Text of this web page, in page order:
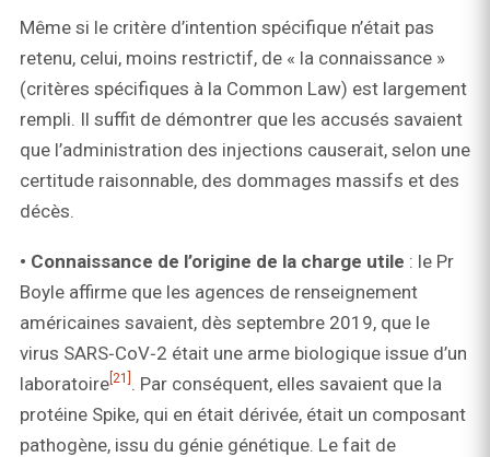
Même si le critère d’intention spécifique n’était pas
retenu, celui, moins restrictif, de « la connaissance »
(critères spécifiques à la Common Law) est largement
rempli. Il suffit de démontrer que les accusés savaient
que l’administration des injections causerait, selon une
certitude raisonnable, des dommages massifs et des
décès.
• Connaissance de l’origine de la charge utile : le Pr
Boyle affirme que les agences de renseignement
américaines savaient, dès septembre 2019, que le
virus SARS‑CoV‑2 était une arme biologique issue d’un
laboratoire [21] . Par conséquent, elles savaient que la
protéine Spike, qui en était dérivée, était un composant
pathogène, issu du génie génétique. Le fait de